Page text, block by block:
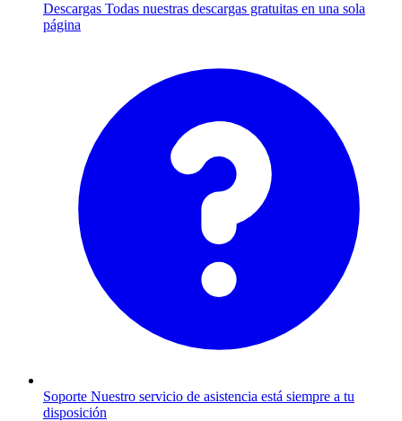
Descargas Todas nuestras descargas gratuitas en una sola
página
Soporte Nuestro servicio de asistencia está siempre a tu
disposición